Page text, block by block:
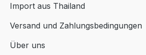
Import aus Thailand
Versand und Zahlungsbedingungen
Über uns